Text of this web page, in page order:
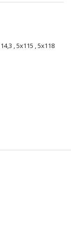
,5x115 ,5x118